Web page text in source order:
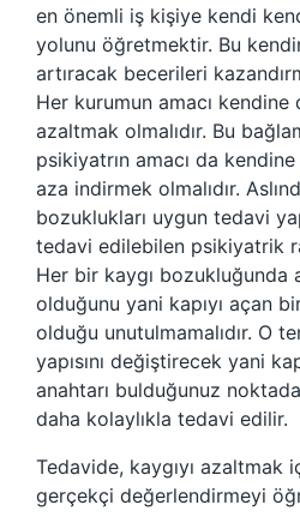
en önemli iş kişiye kendi
yolunu öğretmektir. Bu
artıracak becerileri
Her kurumun amacı kendine
azaltmak olmalıdır. Bu
psikiyatrın amacı da
aza indirmek olmalıdır.
bozuklukları uygun tedavi
tedavi edilebilen psikiyatrik
Her bir kaygı bozukluğunda
olduğunu yani kapıyı açan
olduğu unutulmamalıdır. O
yapısını değiştirecek yani
anahtarı bulduğunuz
daha kolaylıkla tedavi edilir.
Tedavide, kaygıyı azaltmak
gerçekçi değerlendirmeyi